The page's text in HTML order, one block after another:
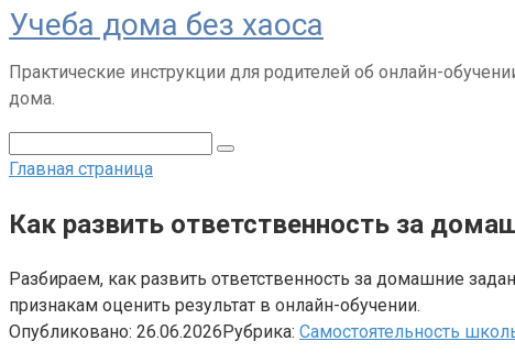
Перейти
к
контенту
Учеба дома без хаоса
Практические инструкции для родителей об онлайн-
дома.
Главная страница
Как развить ответственность за
Разбираем, как развить ответственность за домашние
признакам оценить результат в онлайн-обучении.
Опубликовано: 26.06.2026Рубрика: Самостоятельность